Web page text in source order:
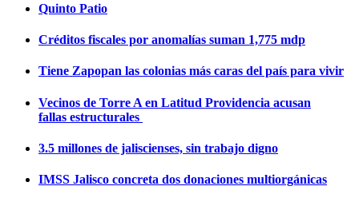
Quinto Patio
Créditos fiscales por anomalías suman 1,775 mdp
Tiene Zapopan las colonias más caras del país para vivir
Vecinos de Torre A en Latitud Providencia acusan
fallas estructurales
3.5 millones de jaliscienses, sin trabajo digno
IMSS Jalisco concreta dos donaciones multiorgánicas